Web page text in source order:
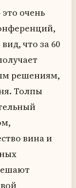
очень
что за 60
решениям,
Толпы
вина и